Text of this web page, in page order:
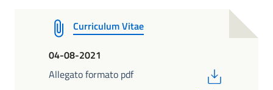
Curriculum Vitae
04-08-2021
Allegato formato pdf